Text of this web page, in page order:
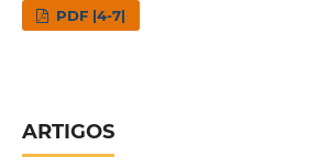
PDF |4-7|
ARTIGOS